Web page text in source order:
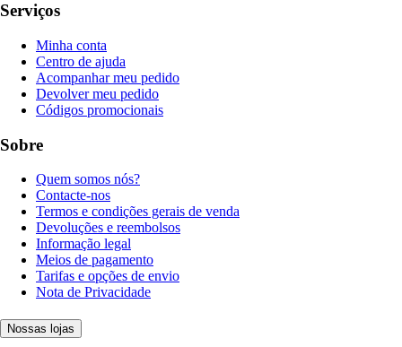
Serviços
Minha conta
Centro de ajuda
Acompanhar meu pedido
Devolver meu pedido
Códigos promocionais
Sobre
Quem somos nós?
Contacte-nos
Termos e condições gerais de venda
Devoluções e reembolsos
Informação legal
Meios de pagamento
Tarifas e opções de envio
Nota de Privacidade
Nossas lojas